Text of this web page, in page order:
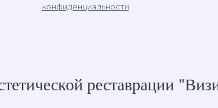
конфиденциальности
реставрации